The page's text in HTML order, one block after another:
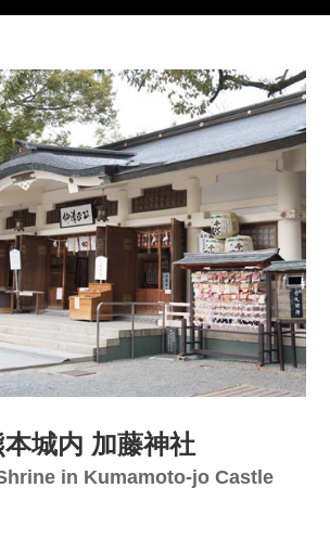
本城内 加藤神社
in Kumamoto-jo Castle